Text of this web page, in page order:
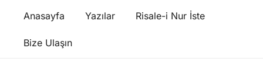
content
Anasayfa Yazılar Risale-i Nur İste
Bize Ulaşın